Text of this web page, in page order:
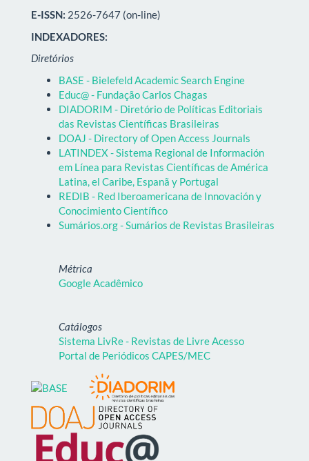
E-ISSN: 2526-7647 (on-line)
INDEXADORES:
Diretórios
BASE - Bielefeld Academic Search Engine
Educ@ - Fundação Carlos Chagas
DIADORIM - Diretório de Políticas Editoriais
das Revistas Científicas Brasileiras
DOAJ - Directory of Open Access Journals
LATINDEX - Sistema Regional de Información
em Línea para Revistas Científicas de América
Latina, el Caribe, Espanã y Portugal
REDIB - Red Iberoamericana de Innovación y
Conocimiento Científico
Sumários.org - Sumários de Revistas Brasileiras
Métrica
Google Acadêmico
Catálogos
Sistema LivRe - Revistas de Livre Acesso
Portal de Periódicos CAPES/MEC